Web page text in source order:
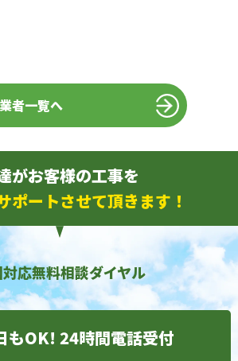
者一覧へ
がお客様の工事を
ポートさせて頂きます！
応無料相談ダイヤル
もOK! 24時間電話受付